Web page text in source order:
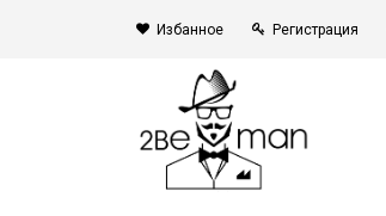
Избанное Регистрация